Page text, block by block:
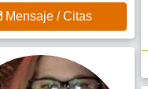
Mensaje / Citas